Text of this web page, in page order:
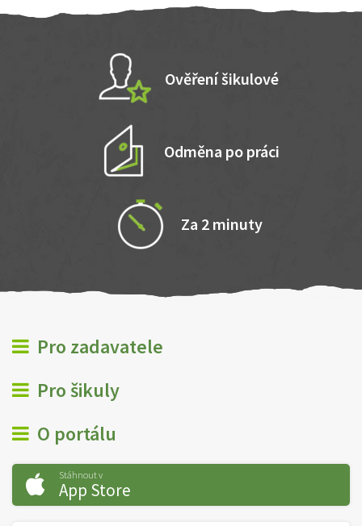
Ověření šikulové
Odměna po práci
Za 2 minuty
Pro zadavatele
Pro šikuly
O portálu
Stáhnout v
App Store